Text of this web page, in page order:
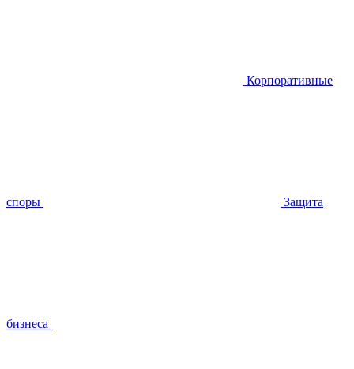
Корпоративные
споры Защита
бизнеса